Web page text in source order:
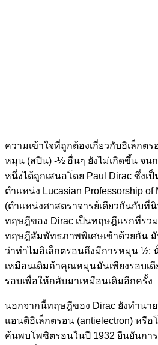
ความเข้าใจที่ถูกต้องเกี่ยวกับอิเล็กต
หมุน (สปิน) -½ อื่นๆ ยังไม่เกิดขึ้น จน
หนึ่งได้ถูกเสนอโดย Paul Dirac ซึ่งเ
ตำแหน่ง Lucasian Professorship of
(ตำแหน่งศาสตราจารย์เดียวกันกับที่
ทฤษฎีของ Dirac เป็นทฤษฎีแรกที่รว
ทฤษฎีสัมพัทธภาพพิเศษเข้าด้วยกัน
ว่าทำไมอิเล็กตรอนถึงมีการหมุน ½;
เหมือนเดิมถ้าคุณหมุนมันเพียงรอบเ
รอบเพื่อให้กลับมาเหมือนเดิมอีกครั้ง
นอกจากนี้ทฤษฎีของ Dirac ยังทำนา
แอนติอิเล็กตรอน (antielectron) หรือ
ค้นพบโพซิตรอนในปี 1932 ยืนยันกา